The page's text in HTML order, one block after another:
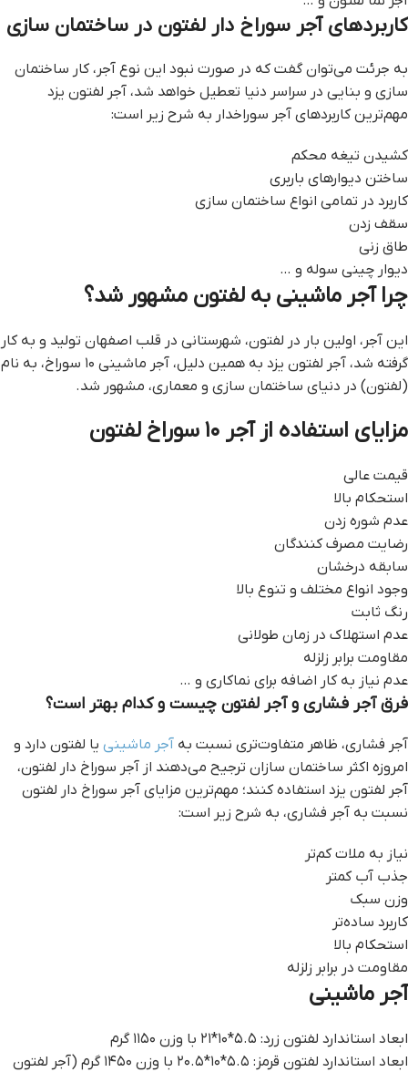
کاربردهای آجر سوراخ دار لفتون در ساختمان سازی
به جرئت می‌توان گفت که در صورت نبود این نوع آجر، کار ساختمان
سازی و بنایی در سراسر دنیا تعطیل خواهد شد، آجر لفتون یزد
مهم‌ترین کاربردهای آجر سوراخدار به شرح زیر است:
کشیدن تیغه‌ محکم
ساختن دیوار‌های باربری
کاربرد در تمامی انواع ساختمان سازی
سقف زدن
طاق زنی
دیوار چینی سوله و …
چرا آجر ماشینی به لفتون مشهور شد؟
این آجر، اولین بار در لفتون، شهرستانی در قلب اصفهان تولید و به کار
گرفته شد، آجر لفتون یزد به همین دلیل، آجر ماشینی ۱۰ سوراخ، به نام
(لفتون) در دنیای ساختمان سازی و معماری، مشهور شد.
مزایای استفاده از آجر ۱۰ سوراخ لفتون
قیمت عالی
استحکام بالا
عدم شوره زدن
رضایت مصرف کنندگان
سابقه درخشان
وجود انواع مختلف و تنوع بالا
رنگ ثابت
عدم استهلاک در زمان طولانی
مقاومت برابر زلزله
عدم نیاز به کار اضافه برای نماکاری و …
فرق آجر فشاری و آجر لفتون چیست و کدام بهتر است؟
آجر فشاری، ظاهر متفاوت‌تری نسبت به آجر ماشینی یا لفتون دارد و
امروزه اکثر ساختمان‌ سازان ترجیح می‌دهند از آجر سوراخ دار لفتون،
آجر لفتون یزد استفاده کنند؛ مهم‌ترین مزایای آجر سوراخ دار لفتون
نسبت به آجر فشاری، به شرح زیر است:
نیاز به ملات کم‌تر
جذب آب کمتر
وزن سبک
کاربرد ساده‌تر
استحکام بالا
مقاومت در برابر زلزله
آجر ماشینی
ابعاد استاندارد لفتون زرد: ۵.۵*۱۰*۲۱ با وزن ۱۱۵۰ گرم
ابعاد استاندارد لفتون قرمز: ۵.۵*۱۰*۲۰.۵ با وزن ۱۴۵۰ گرم (آجر لفتون